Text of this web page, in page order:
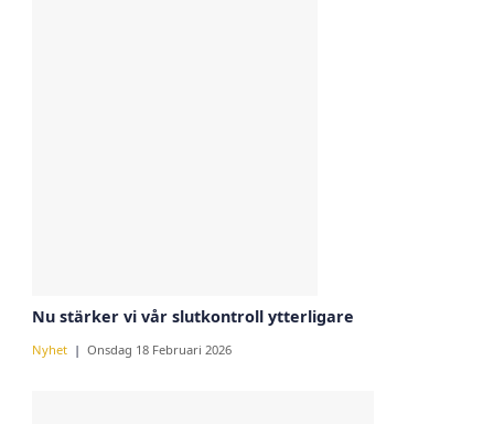
Nu stärker vi vår slutkontroll ytterligare
Nyhet Onsdag 18 Februari 2026